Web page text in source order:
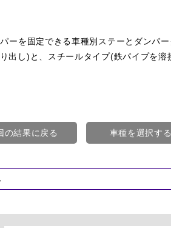
ーを固定できる車種別ステーとダンパー
出し)と、スチールタイプ(鉄パイプを溶
の結果に戻る 車種を選択する